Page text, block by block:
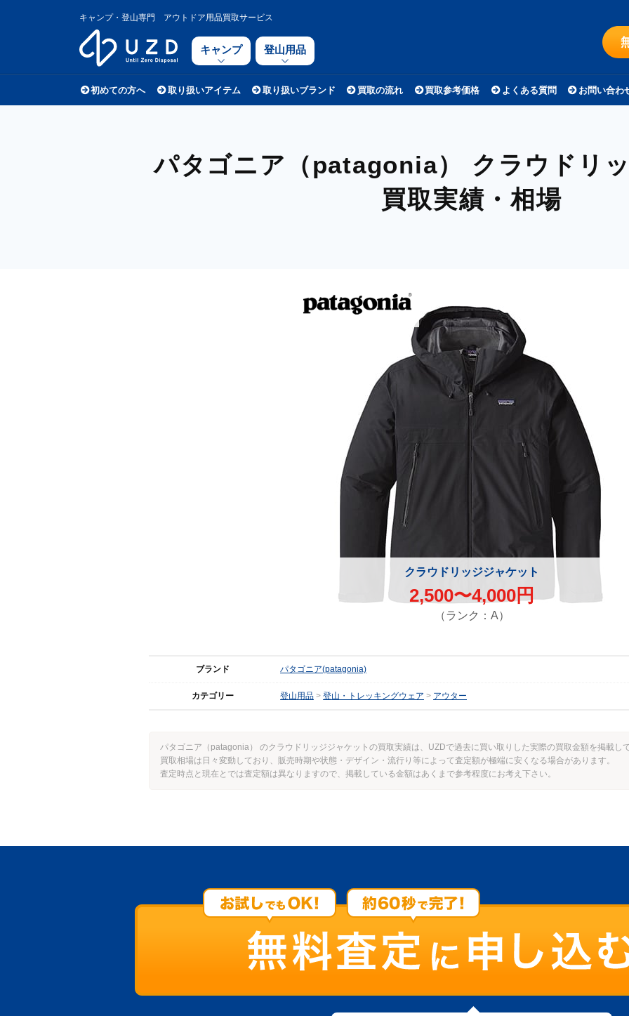
キャンプ・登山専門 アウトドア用品買取サービス
キャンプ 登山用品
初めての方へ 取り扱いアイテム 取り扱いブランド 買取の流れ 買取参考価格 よくある質問 お問い合わ
パタゴニア（patagonia） クラウドリ
買取実績・相場
クラウドリッジジャケット
2,500〜4,000円
（ランク：A）
ブランド パタゴニア(patagonia)
カテゴリー 登山用品 登山・トレッキングウェア アウター
パタゴニア（patagonia） のクラウドリッジジャケットの買取実績は、UZDで過去に買い取りした実際の買取金額を掲載して
買取相場は日々変動しており、販売時期や状態・デザイン・流行り等によって査定額が極端に安くなる場合があります。
査定時点と現在とでは査定額は異なりますので、掲載している金額はあくまで参考程度にお考え下さい。